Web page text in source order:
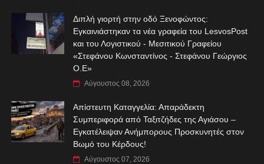
Διπλή γιορτή στην οδό Ξενοφώντος:
Εγκαινιάστηκαν τα νέα γραφεία του LesvosPost
και του Λογιστικού - Μεσιτικού Γραφείου
«Στεφάνου Κωνσταντίνος - Στεφάνου Γεώργιος
Ο.Ε»
Αύγουστος 08, 2026
Απίστευτη Καταγγελία: Απαράδεκτη
Συμπεριφορά από Ταξιτζήδες της Αγιάσου –
Εγκατέλειψαν Ανήμπορους Προσκυνητές στον
Βωμό του Κέρδους!
Αύγουστος 07, 2026